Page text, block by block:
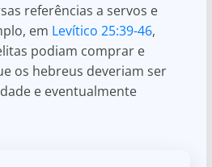
referências a servos e
em Levítico 25:39-46,
podiam comprar e
os hebreus deveriam ser
e eventualmente